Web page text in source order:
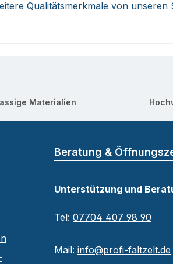
Qualitätsmerkmale von unseren
Materialien
Beratung &
Unterstützung und
Tel: 07704 407 98 90
Mail: info@profi-faltzelt.de